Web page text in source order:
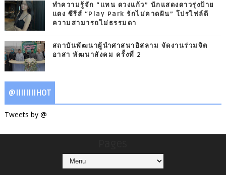
ทำความรู้จัก “แทน ดวงแก้ว” นักแสดงดาวรุ่งป้าย
แดง ซีรีส์ “Play Park รักไม่คาดฝัน” โปรไฟล์ดี
ความสามารถไม่ธรรมดา
สถาบันพัฒนาผู้นำศาสนาอิสลาม จัดงานร่วมจิต
อาสา พัฒนาสังคม ครั้งที่ 2
@IIIIIIIIHOT
Tweets by @